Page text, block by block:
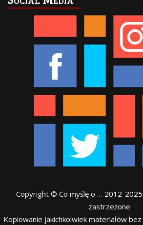
Copyright © Co myślę o … 2012-
zastrzeżone
Kopiowanie jakichkolwiek materiałów